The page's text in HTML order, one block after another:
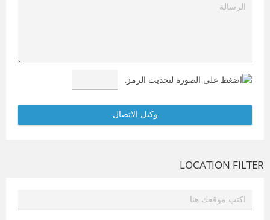
LOCATION FILTER